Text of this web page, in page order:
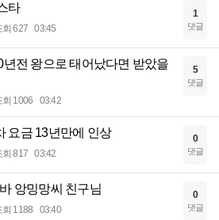
타
회 627 03:45
1
댓글
년전 왕으로 태어났다면 받았을
회 1006 03:42
5
댓글
요금 13년만에 인상
회 817 03:42
0
댓글
앙밍망씨 친구님
회 1188 03:40
0
댓글